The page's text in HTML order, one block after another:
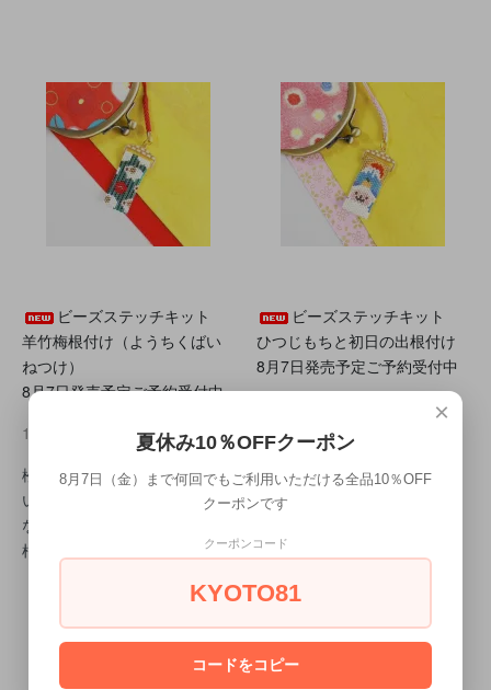
ビーズステッチキット
羊竹梅根付け（ようちくばい
ねつけ）
8月7日発売予定ご予約受付中
1,980円(税込)
松を「羊」に変えた洒落のき
いた一品！和モダンでお洒落
な「羊竹梅（ようちくばい）
根付け」
ビーズステッチキット
ひつじもちと初日の出根付け
8月7日発売予定ご予約受付中
頭にだいだいを乗せて鏡餅気
分！おとぼけ表情に癒される
「ひつじもちと初日の出根付
×
夏休み10％OFFクーポン
8月7日（金）まで何回でもご利用いただける全品10％OFF
クーポンです
クーポンコード
KYOTO81
コードをコピー